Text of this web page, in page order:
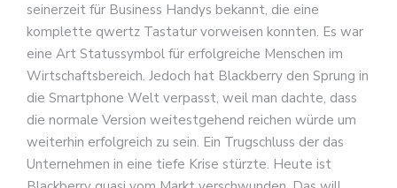
seinerzeit für Business Handys bekannt, die eine
komplette qwertz Tastatur vorweisen konnten. Es war
eine Art Statussymbol für erfolgreiche Menschen im
Wirtschaftsbereich. Jedoch hat Blackberry den Sprung in
die Smartphone Welt verpasst, weil man dachte, dass
die normale Version weitestgehend reichen würde um
weiterhin erfolgreich zu sein. Ein Trugschluss der das
Unternehmen in eine tiefe Krise stürzte. Heute ist